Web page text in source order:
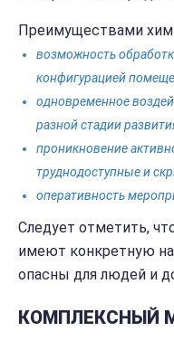
Преимуществами
возможность
конфигурацией
одновременное
разной стадии
проникновение
труднодоступные и
оперативность
Следует отметить,
имеют конкретную
опасны для людей и
КОМПЛЕКСНЫЙ